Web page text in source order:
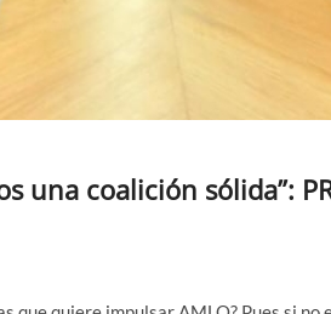
una coalición sólida”: